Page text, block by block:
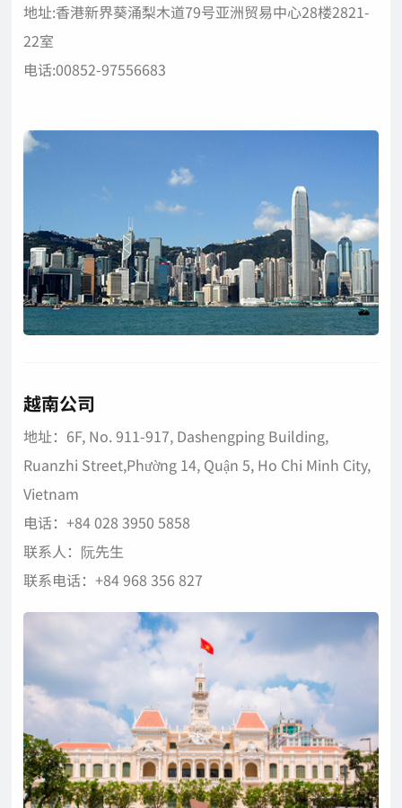
地址:香港新界葵涌梨木道79号亚洲贸易中心28楼2821-
22室
电话:00852-97556683
越南公司
地址：6F, No. 911-917, Dashengping Building,
Ruanzhi Street,Phường 14, Quận 5, Ho Chi Minh City,
Vietnam
电话：+84 028 3950 5858
联系人：阮先生
联系电话：+84 968 356 827